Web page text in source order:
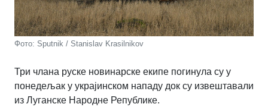
Фото: Sputnik / Stanislav Krasilnikov
Три члана руске новинарске екипе погинула су у
понедељак у украјинском нападу док су извештавали
из Луганске Народне Републике.